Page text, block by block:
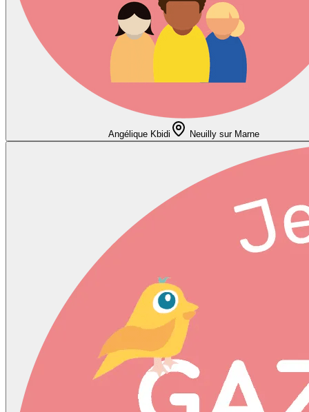
Angélique Kbidi Neuilly sur Marne